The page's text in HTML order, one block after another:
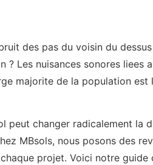
des pas du voisin du
Les nuisances sonores
majorite de la population
peut changer radicalement la
MBsols, nous posons des
projet. Voici notre